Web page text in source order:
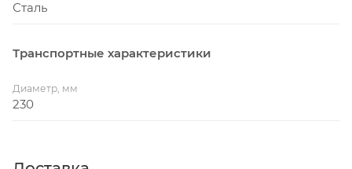
Сталь
Транспортные характеристики
Диаметр, мм
230